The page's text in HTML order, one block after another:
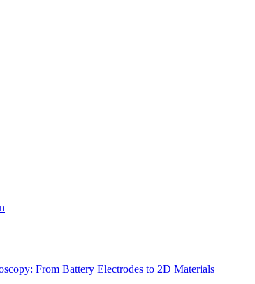
From Battery Electrodes to 2D Materials